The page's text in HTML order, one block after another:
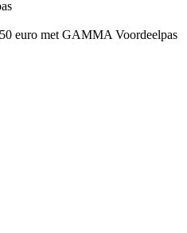
euro met GAMMA Voordeelpas